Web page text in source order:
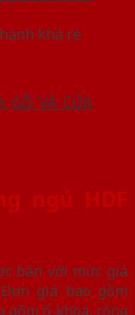
khá rẻ
GỖ VÀ CỬA
ngủ HDF
bán với mức giá
giá bao gồm
gồm ổ khóa, công